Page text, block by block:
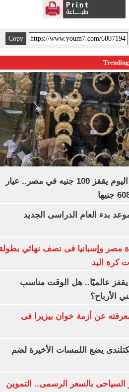
Copy
سعر الذهب اليوم يقفز 100 جنيه في مصر.. عيار
بدء العام الدراسى الجديد
مصر وإسبانيا فى نصف نهائي
كرة اليد
عالميًا.. هل الوقت مناسب
الأرباح؟
عن أزمة خوان بيزيرا فى
يضع اللمسات الأخيرة لضم
السياحى بالسعر الرسمى.. التموين